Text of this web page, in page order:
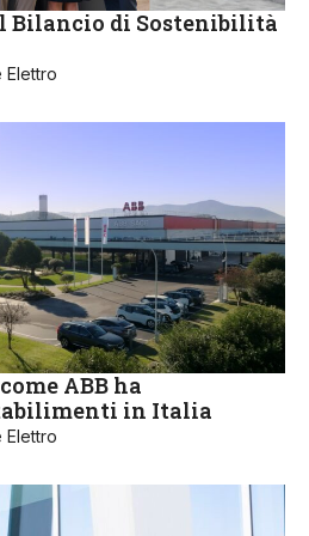
Bilancio di Sostenibilità
Elettro
ABB ha
in Italia
Elettro